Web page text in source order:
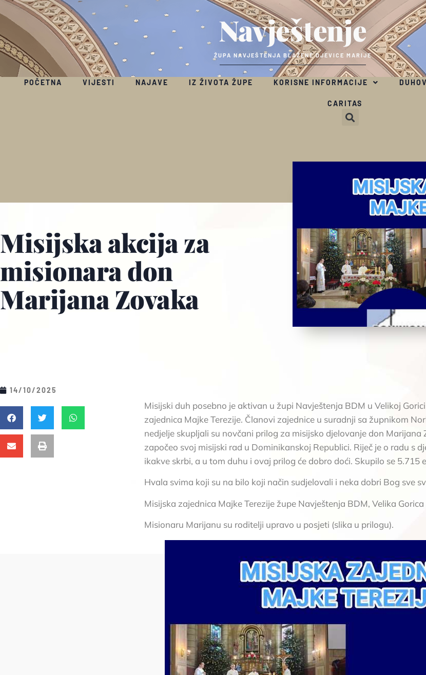
Navještenje
ŽUPA NAVJEŠTENJA BLAŽENE DJEVICE MARIJE
POČETNA VIJESTI NAJAVE IZ ŽIVOTA ŽUPE KORISNE INFORMACIJE
CARITAS
Misijska akcija za
misionara don
Marijana Zovaka
14/10/2025
Misijski duh posebno je aktivan u župi Navještenja BDM u Velikoj
zajednica Majke Terezije. Članovi zajednice u suradnji sa župnikom
nedjelje skupljali su novčani prilog za misijsko djelovanje don
započeo svoj misijski rad u Dominikanskoj Republici. Riječ je o radu s
ikakve skrbi, a u tom duhu i ovaj prilog će dobro doći. Skupilo se 5.715
Hvala svima koji su na bilo koji način sudjelovali i neka dobri Bog sve
Misijska zajednica Majke Terezije župe Navještenja BDM, Velika Gorica
Misionaru Marijanu su roditelji upravo u posjeti (slika u prilogu).